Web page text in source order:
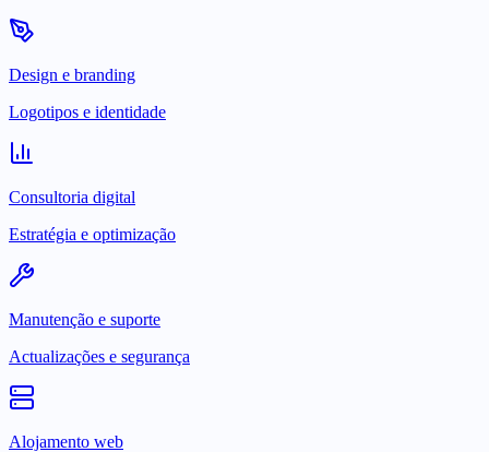
Design e branding
Logotipos e identidade
Consultoria digital
Estratégia e optimização
Manutenção e suporte
Actualizações e segurança
Alojamento web